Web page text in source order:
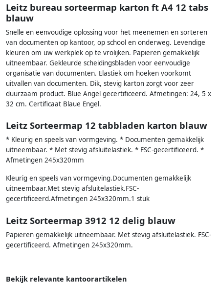
Leitz bureau sorteermap karton ft A4 12 tabs
blauw
Snelle en eenvoudige oplossing voor het meenemen en sorteren
van documenten op kantoor, op school en onderweg. Levendige
kleuren om uw werkplek op te vrolijken. Papieren gemakkelijk
uitneembaar. Gekleurde scheidingsbladen voor eenvoudige
organisatie van documenten. Elastiek om hoeken voorkomt
uitvallen van documenten. Dik, stevig karton zorgt voor zeer
duurzaam product. Blue Angel gecertificeerd. Afmetingen: 24, 5 x
32 cm. Certificaat Blaue Engel.
Leitz Sorteermap 12 tabbladen karton blauw
* Kleurig en speels van vormgeving. * Documenten gemakkelijk
uitneembaar. * Met stevig afsluitelastiek. * FSC-gecertificeerd. *
Afmetingen 245x320mm
Kleurig en speels van vormgeving.Documenten gemakkelijk
uitneembaar.Met stevig afsluitelastiek.FSC-
gecertificeerd.Afmetingen 245x320mm.1 stuk
Leitz Sorteermap 3912 12 delig blauw
Papieren gemakkelijk uitneembaar. Met stevig afsluitelastiek. FSC-
gecertificeerd. Afmetingen 245x320mm.
Bekijk relevante kantoorartikelen